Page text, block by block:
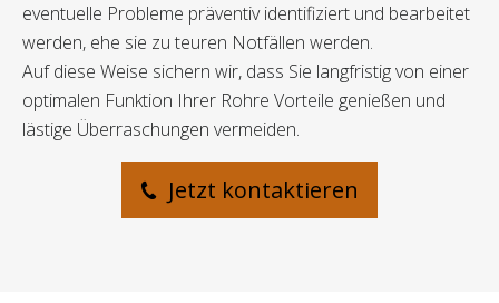
eventuelle Probleme präventiv identifiziert und bearbeitet
werden, ehe sie zu teuren Notfällen werden.
Auf diese Weise sichern wir, dass Sie langfristig von einer
optimalen Funktion Ihrer Rohre Vorteile genießen und
lästige Überraschungen vermeiden.
Jetzt kontaktieren